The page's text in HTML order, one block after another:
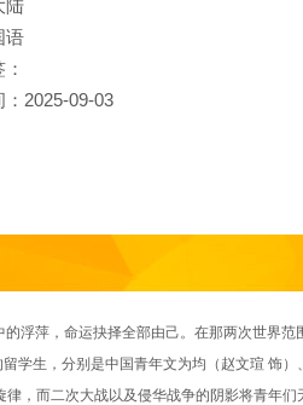
陆
语
：2025-09-03
萍，命运抉择全部由己。在那两次世界范
学生，分别是中国青年文为均（赵文瑄 饰
，而二次大战以及侵华战争的阴影将青年们